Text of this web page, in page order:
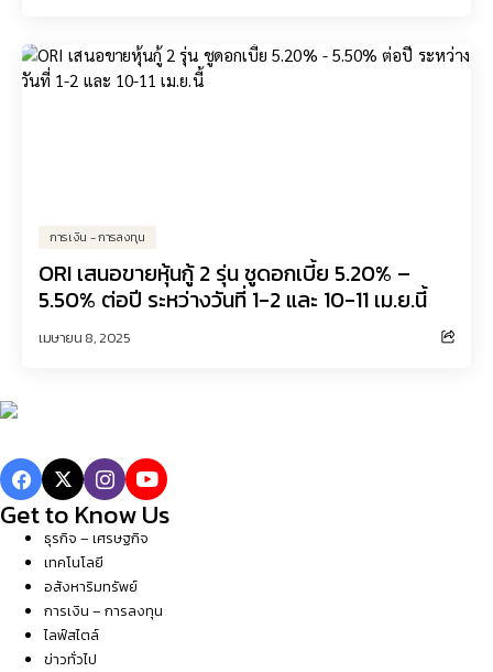
การเงิน - การลงทุน
ORI เสนอขายหุ้นกู้ 2 รุ่น ชูดอกเบี้ย 5.20% –
5.50% ต่อปี ระหว่างวันที่ 1-2 และ 10-11 เม.ย.นี้
เมษายน 8, 2025
Get to Know Us
ธุรกิจ – เศรษฐกิจ
เทคโนโลยี
อสังหาริมทรัพย์
การเงิน – การลงทุน
ไลฟ์สไตล์
ข่าวทั่วไป